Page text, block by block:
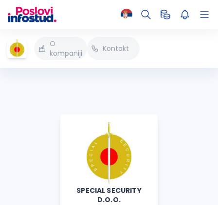
O
kompaniji
Kontakt
SPECIAL SECURITY
D.O.O.